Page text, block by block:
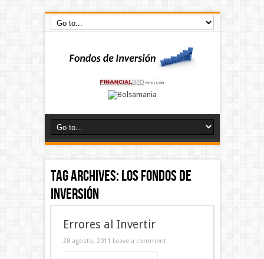
Tag Archives:Los fondos de
inversión
Errores al Invertir
28 agosto, 2011 Leave a comment